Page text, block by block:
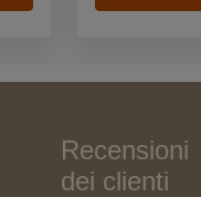
Recensioni
dei clienti